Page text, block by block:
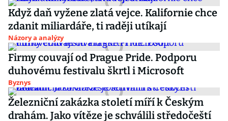
Když daň vyžene zlatá vejce. Kalifornie chce
zdanit miliardáře, ti raději utíkají
Názory a analýzy
Firmy couvají od Prague Pride. Podporu
duhovému festivalu škrtl i Microsoft
Byznys
Železniční zakázka století míří k Českým
drahám. Jako vítěze je schválili středočeští